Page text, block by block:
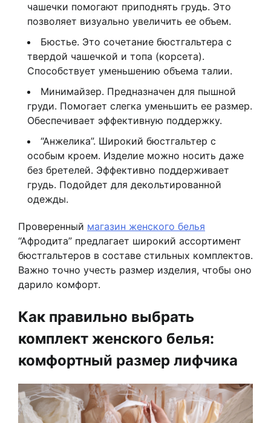
чашечки помогают приподнять грудь. Это
позволяет визуально увеличить ее объем.
Бюстье. Это сочетание бюстгальтера с
твердой чашечкой и топа (корсета).
Способствует уменьшению объема талии.
Минимайзер. Предназначен для пышной
груди. Помогает слегка уменьшить ее размер.
Обеспечивает эффективную поддержку.
“Анжелика”. Широкий бюстгальтер с
особым кроем. Изделие можно носить даже
без бретелей. Эффективно поддерживает
грудь. Подойдет для декольтированной
одежды.
Проверенный магазин женского белья
“Афродита” предлагает широкий ассортимент
бюстгальтеров в составе стильных комплектов.
Важно точно учесть размер изделия, чтобы оно
дарило комфорт.
Как правильно выбрать
комплект женского белья:
комфортный размер лифчика